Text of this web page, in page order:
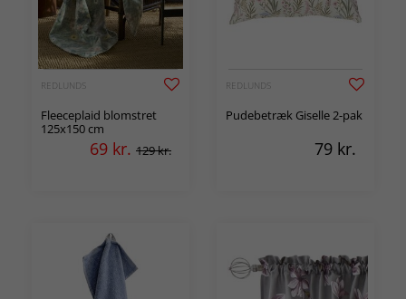
REDLUNDS
Fleeceplaid blomstret
125x150 cm
69 kr. 129 kr.
REDLUNDS
Pudebetræk Giselle 2-pak
79 kr.